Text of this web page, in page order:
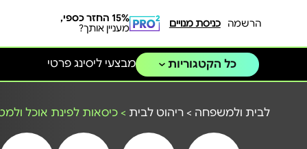
הרשמה כניסת מנויים
15% החזר כספי,
מעניין אותך?
כל הקטגוריות מבצעי ליסינג פרטי
לבית ולמשפחה > ריהוט לבית > כיסאות לפינת אוכל